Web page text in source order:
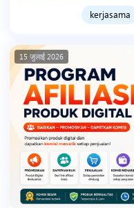
kerjasama
15 जुलाई 2026